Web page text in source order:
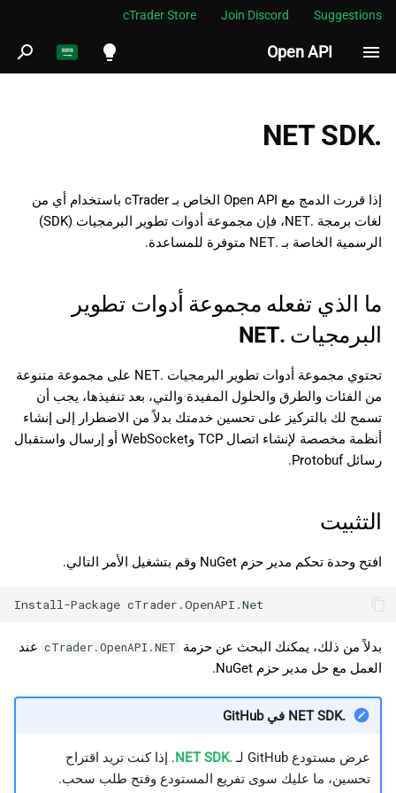
cTrader Store Join Discord Suggestions
Open API
العربية
Indonesia
Tiếng Việt
中文
日本語
ب
ب
ح
تطوير البرمجيات .NET
.NET SDK
إذا قررت الدمج مع Open API الخاص بـ cTrader باستخدام أي من
لغات برمجة .NET، فإن مجموعة أدوات تطوير البرمجيات (SDK)
الرسمية الخاصة بـ .NET متوفرة للمساعدة.
ما الذي تفعله مجموعة أدوات تطوير
البرمجيات .NET
تحتوي مجموعة أدوات تطوير البرمجيات .NET على مجموعة متنوعة
من الفئات والطرق والحلول المفيدة والتي، بعد تنفيذها، يجب أن
تسمح لك بالتركيز على تحسين خدمتك بدلاً من الاضطرار إلى إنشاء
أنظمة مخصصة لإنشاء اتصال TCP وWebSocket أو إرسال واستقبال
رسائل Protobuf.
التثبيت
افتح وحدة تحكم مدير حزم NuGet وقم بتشغيل الأمر التالي.
بدلاً من ذلك، يمكنك البحث عن حزمة cTrader.OpenAPI.NET عند
العمل مع حل مدير حزم NuGet.
.NET SDK في GitHub
عرض مستودع GitHub لـ .NET SDK
. إذا كنت تريد اقتراح
تحسين، ما عليك سوى تفريع المستودع وفتح طلب سحب.